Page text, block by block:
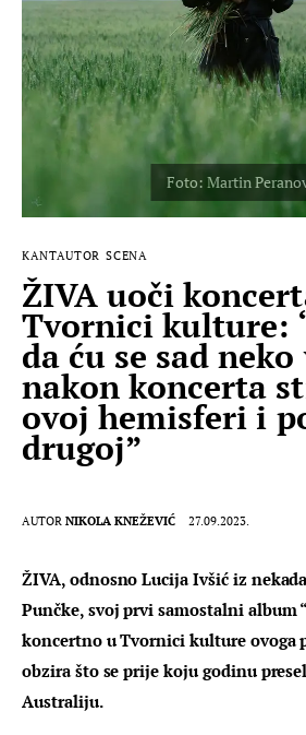
MUSIC BOX
KANTAUTOR SCENA
ŽIVA uoči
Tvornici kulture:
da ću se sad
nakon koncerta
ovoj hemisferi i
drugoj”
AUTOR NIKOLA KNEŽEVIĆ 27.09.2023.
ŽIVA, odnosno Lucija Ivšić iz
Punčke, svoj prvi samostalni album
koncertno u Tvornici kulture ovoga
obzira što se prije koju godinu
Australiju.